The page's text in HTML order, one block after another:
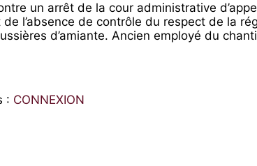
un arrêt de la cour administrative
l’absence de contrôle du respect de la
d’amiante. Ancien employé du
: CONNEXION